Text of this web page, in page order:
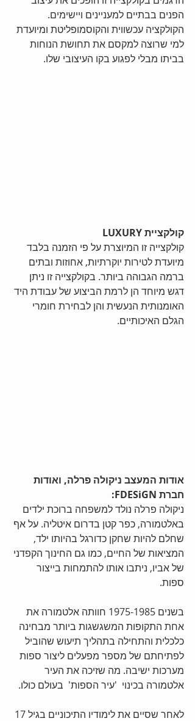
הפנים בבתיים למעניינים ויישימים.
הקולקציה עכשווית והקוסמופליטת ומיועדת
למי שרוצה למקסם את תחושת הנוחות
בביתו מבלי לפגוע בקו העיצובי שלו.
קולקציית LUXURY
קולקצייה זו המיוצרת על פי הזמנה בלבד
מיועדת לטירות יוקרתיות, אחוזות ובתים
ברמה הגבוהה ביותר. בקולקצייה זו ניתן
דגש מיוחד הן לרמת הביצוע של עבודת היד
האומנותית הנעשית והן לבחירת חומרי
הגלם האיכותיים.
אודות המעצב ניקולה פרלה, ואודות
חברת FDESiGN:
ניקולה פרלה נולד למשפחה ברוכת ילדים
באלטמורה, כפר קטן בדרום איטליה. על אף
שחלם להיות שחקן כדורגל בהיותו ילד,
המציאות של החיים, כמו גם החינוך הקפדני
של אביו, ניתבו אותו להתמחות בייצור
ספות.
בשנים 1975-1985 חוותה אלטמורה את
אחת התקופות המשגשגות ביותר מבחינה
כלכלית והתחילה בתהליך תיעוש שהוביל
לפתיחתם של מספר מפעלים ליצור ספות
מערכות ישיבה. מה שזיכה את העיר
אלטמורה בכינוי  'עיר הספות'  בעולם כולו.